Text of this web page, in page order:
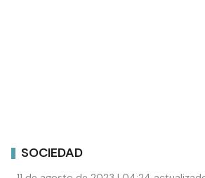
SOCIEDAD